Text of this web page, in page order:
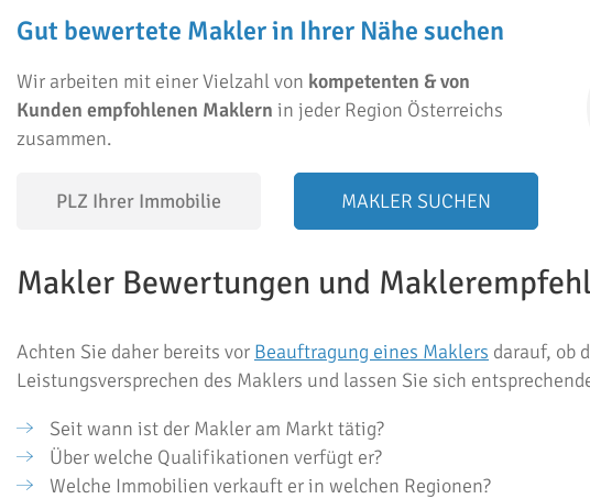
Gut bewertete Makler in Ihrer Nähe suchen
Wir arbeiten mit einer Vielzahl von kompetenten & von
Kunden empfohlenen Maklern in jeder Region Österreichs
zusammen.
MAKLER SUCHEN
Makler Bewertungen und
Achten Sie daher bereits vor Beauftragung eines Maklers darauf, ob
Leistungsversprechen des Maklers und lassen Sie sich
Seit wann ist der Makler am Markt tätig?
Über welche Qualifikationen verfügt er?
Welche Immobilien verkauft er in welchen Regionen?